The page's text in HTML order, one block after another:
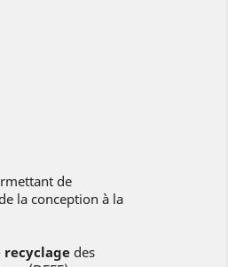
de
la conception à la
des